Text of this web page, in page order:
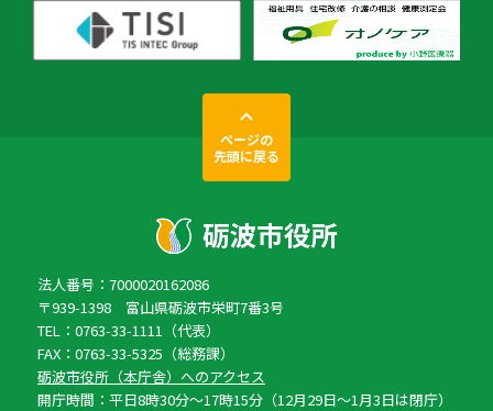
ページの
先頭に戻る
法人番号：7000020162086
〒939-1398 富山県砺波市栄町7番3号
TEL：0763-33-1111（代表）
FAX：0763-33-5325（総務課）
砺波市役所（本庁舎）へのアクセス
開庁時間：平日8時30分〜17時15分（12月29日〜1月3日は閉庁）